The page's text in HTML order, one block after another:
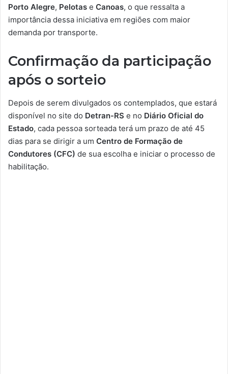
Porto Alegre, Pelotas e Canoas, o que ressalta a
importância dessa iniciativa em regiões com maior
demanda por transporte.
Confirmação da participação
após o sorteio
Depois de serem divulgados os contemplados, que estará
disponível no site do Detran-RS e no Diário Oficial do
Estado, cada pessoa sorteada terá um prazo de até 45
dias para se dirigir a um Centro de Formação de
Condutores (CFC) de sua escolha e iniciar o processo de
habilitação.